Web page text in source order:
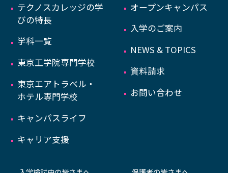
テクノスカレッジの学
びの特長
学科一覧
東京工学院専門学校
東京エアトラベル・
ホテル専門学校
キャンパスライフ
キャリア支援
オープンキャンパス
入学のご案内
NEWS & TOPICS
資料請求
お問い合わせ